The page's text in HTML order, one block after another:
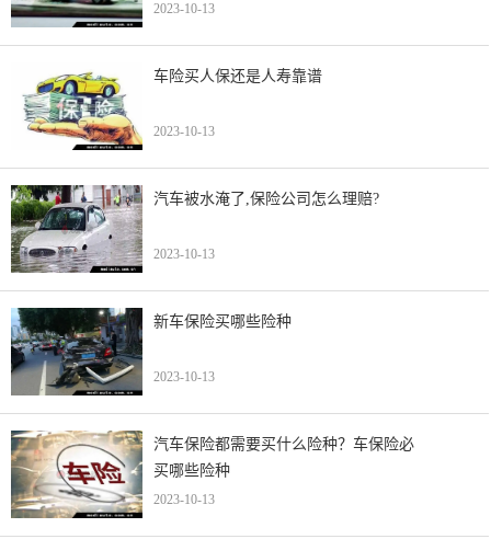
2023-10-13
车险买人保还是人寿靠谱
2023-10-13
汽车被水淹了,保险公司怎么理赔?
2023-10-13
新车保险买哪些险种
2023-10-13
汽车保险都需要买什么险种？车保险必
买哪些险种
2023-10-13